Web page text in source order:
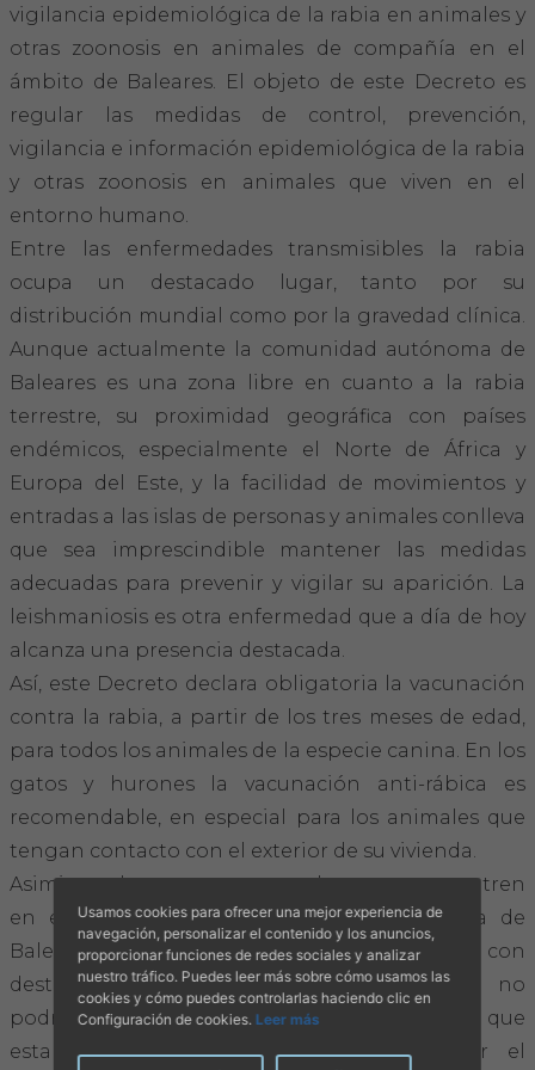
IDENTIFICACIÓN ANIMAL
INFORMACIÓN A LA CIUDADANÍA
Centros veterinarios
Colegiados
Consejos para tus mascotas
Guía Responsable
Salud animal y salud pública
vigilancia epidemiológica de la rabia en animales y
otras zoonosis en animales de compañía en el
ámbito de Baleares. El objeto de este Decreto es
regular las medidas de control, prevención,
vigilancia e información epidemiológica de la rabia
y otras zoonosis en animales que viven en el
entorno humano.
Entre las enfermedades transmisibles la rabia
ocupa un destacado lugar, tanto por su
distribución mundial como por la gravedad clínica.
Aunque actualmente la comunidad autónoma de
Baleares es una zona libre en cuanto a la rabia
terrestre, su proximidad geográfica con países
endémicos, especialmente el Norte de África y
Europa del Este, y la facilidad de movimientos y
entradas a las islas de personas y animales conlleva
que sea imprescindible mantener las medidas
adecuadas para prevenir y vigilar su aparición. La
leishmaniosis es otra enfermedad que a día de hoy
alcanza una presencia destacada.
Así, este Decreto declara obligatoria la vacunación
contra la rabia, a partir de los tres meses de edad,
para todos los animales de la especie canina. En los
gatos y hurones la vacunación anti-rábica es
recomendable, en especial para los animales que
tengan contacto con el exterior de su vivienda.
Asimismo, los perros, gatos y hurones que entren
en el territorio de la comunidad autónoma de
Baleares o se desplacen fuera del territorio con
destino a otras comunidades autónomas no
podrán tener menos de dos meses, tendrán que
estar identificados con microchip y llevar el
Usamos cookies para ofrecer una mejor experiencia de
navegación, personalizar el contenido y los anuncios,
proporcionar funciones de redes sociales y analizar
nuestro tráfico. Puedes leer más sobre cómo usamos las
cookies y cómo puedes controlarlas haciendo clic en
Configuración de cookies. Leer más